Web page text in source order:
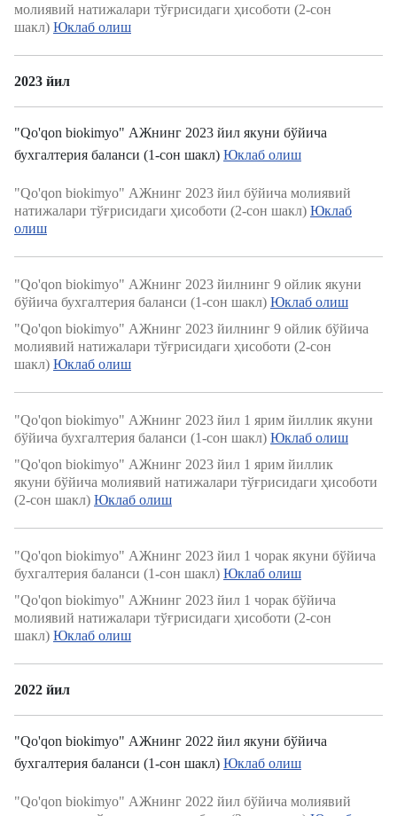
молиявий натижалари тўғрисидаги ҳисоботи (2-сон
шакл) Юклаб олиш
2023 йил
"Qo'qon biokimyo" АЖнинг 2023 йил якуни бўйича
бухгалтерия баланси (1-сон шакл) Юклаб олиш
"Qo'qon biokimyo" АЖнинг 2023 йил бўйича молиявий
натижалари тўғрисидаги ҳисоботи (2-сон шакл) Юклаб
олиш
"Qo'qon biokimyo" АЖнинг 2023 йилнинг 9 ойлик якуни
бўйича бухгалтерия баланси (1-сон шакл) Юклаб олиш
"Qo'qon biokimyo" АЖнинг 2023 йилнинг 9 ойлик бўйича
молиявий натижалари тўғрисидаги ҳисоботи (2-сон
шакл) Юклаб олиш
"Qo'qon biokimyo" АЖнинг 2023 йил 1 ярим йиллик якуни
бўйича бухгалтерия баланси (1-сон шакл) Юклаб олиш
"Qo'qon biokimyo" АЖнинг 2023 йил 1 ярим йиллик
якуни бўйича молиявий натижалари тўғрисидаги ҳисоботи
(2-сон шакл) Юклаб олиш
"Qo'qon biokimyo" АЖнинг 2023 йил 1 чорак якуни бўйича
бухгалтерия баланси (1-сон шакл) Юклаб олиш
"Qo'qon biokimyo" АЖнинг 2023 йил 1 чорак бўйича
молиявий натижалари тўғрисидаги ҳисоботи (2-сон
шакл) Юклаб олиш
2022 йил
"Qo'qon biokimyo" АЖнинг 2022 йил якуни бўйича
бухгалтерия баланси (1-сон шакл) Юклаб олиш
"Qo'qon biokimyo" АЖнинг 2022 йил бўйича молиявий